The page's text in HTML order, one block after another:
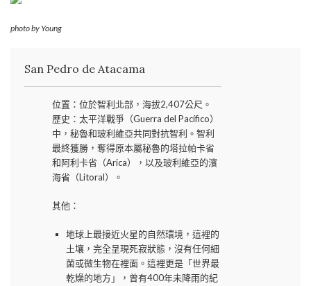
photo by Young
San Pedro de Atacama
位置：位於智利北部，海拔2,407公尺。
歷史：太平洋戰爭（Guerra del Pacífico）
中，秘魯和玻利維亞共同對抗智利。智利
最終獲勝，奪得原本屬秘魯的塔拉帕卡省
和阿利卡省（Arica），以及玻利維亞的濱
海省（Litoral）。
其他：
地球上最接近火星的自然環境，這裡的
土壤，完全呈現死寂狀態，沒有任何細
菌或微生物在裡面。這裡更是「世界最
乾燥的地方」，曾有400年未降雨的紀